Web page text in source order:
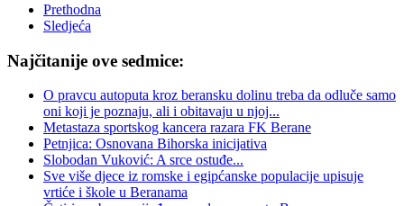
Prethodna
Sledjeća
Najčitanije ove sedmice:
O pravcu autoputa kroz beransku dolinu treba da odluče samo
oni koji je poznaju, ali i obitavaju u njoj...
Metastaza sportskog kancera razara FK Berane
Petnjica: Osnovana Bihorska inicijativa
Slobodan Vuković: A srce ostuđe...
Sve više djece iz romske i egipćanske populacije upisuje
vrtiće i škole u Beranama